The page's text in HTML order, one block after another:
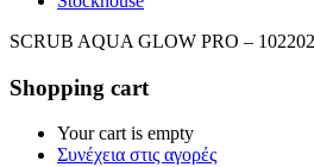
SCRUB AQUA GLOW PRO – 102202
Shopping cart
Your cart is empty
Συνέχεια στις αγορές